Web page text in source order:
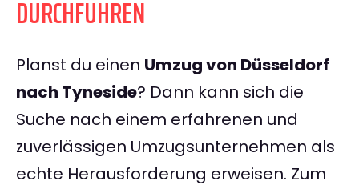
DURCHFÜHREN
Planst du einen Umzug von Düsseldorf
nach Tyneside? Dann kann sich die
Suche nach einem erfahrenen und
zuverlässigen Umzugsunternehmen als
echte Herausforderung erweisen. Zum